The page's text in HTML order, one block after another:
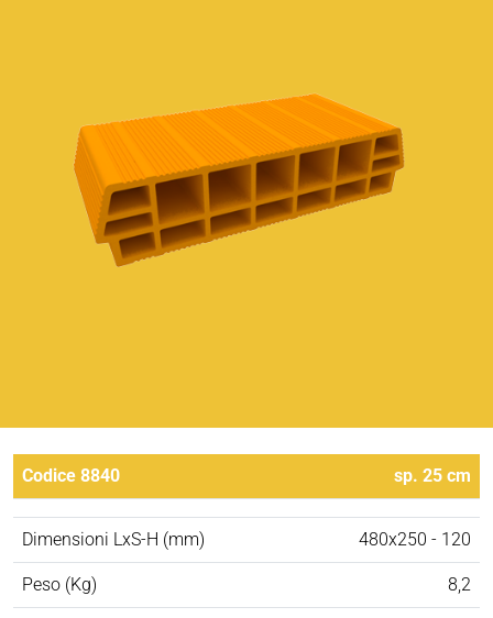
Codice 8840 sp. 25 cm
Dimensioni LxS-H (mm) 480x250 - 120
Peso (Kg) 8,2